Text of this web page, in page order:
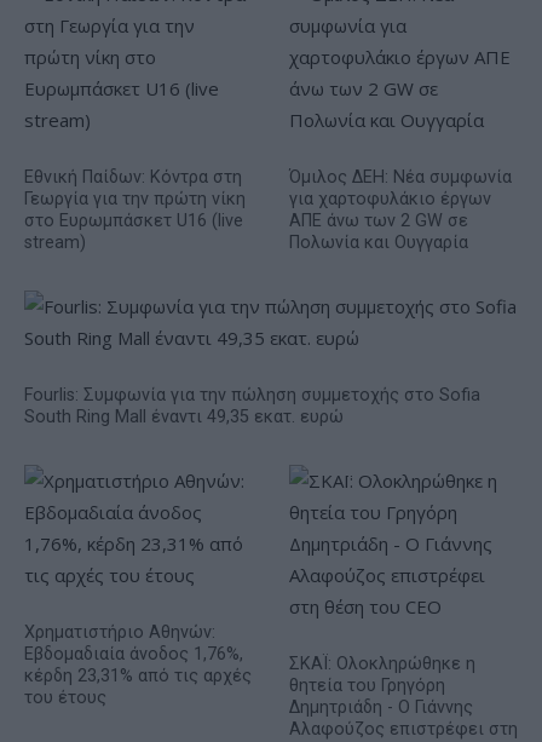
Εθνική Παίδων: Κόντρα στη
Γεωργία για την πρώτη νίκη
στο Ευρωμπάσκετ U16 (live
stream)
Όμιλος ΔΕΗ: Νέα συμφωνία
για χαρτοφυλάκιο έργων
ΑΠΕ άνω των 2 GW σε
Πολωνία και Ουγγαρία
Fourlis: Συμφωνία για την πώληση συμμετοχής στο Sofia
South Ring Mall έναντι 49,35 εκατ. ευρώ
Χρηματιστήριο Αθηνών:
Εβδομαδιαία άνοδος 1,76%,
κέρδη 23,31% από τις αρχές
του έτους
ΣΚΑΪ: Ολοκληρώθηκε η
θητεία του Γρηγόρη
Δημητριάδη - Ο Γιάννης
Αλαφούζος επιστρέφει στη